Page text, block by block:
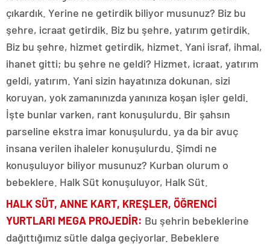
çıkardık. Yerine ne getirdik biliyor musunuz? Biz bu
şehre, icraat getirdik. Biz bu şehre, yatırım getirdik.
Biz bu şehre, hizmet getirdik, hizmet. Yani israf, ihmal,
ihanet gitti; bu şehre ne geldi? Hizmet, icraat, yatırım
geldi, yatırım. Yani sizin hayatınıza dokunan, sizi
koruyan, yok zamanınızda yanınıza koşan işler geldi.
İşte bunlar varken, rant konuşulurdu. Bir şahsın
parseline ekstra imar konuşulurdu. ya da bir avuç
insana verilen ihaleler konuşulurdu. Şimdi ne
konuşuluyor biliyor musunuz? Kurban olurum o
bebeklere. Halk Süt konuşuluyor, Halk Süt.
HALK SÜT, ANNE KART, KREŞLER, ÖĞRENCİ
YURTLARI MEGA PROJEDİR: Bu şehrin bebeklerine
dağıttığımız sütle dalga geçiyorlar. Bebeklere